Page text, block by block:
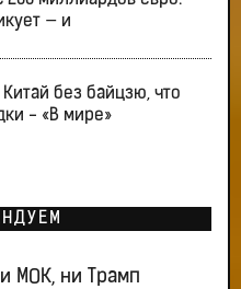
— и
без байцзю, что
- «В мире»
МОК, ни Трамп